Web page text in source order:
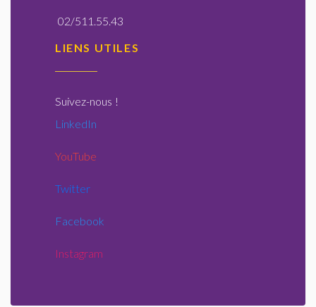
02/511.55.43
LIENS UTILES
Suivez-nous !
LinkedIn
YouTube
Twitter
Facebook
Instagram